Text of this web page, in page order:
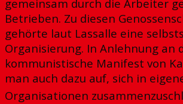
gemeinsam durch die Arbeiter
Betrieben. Zu diesen
gehörte laut Lassalle eine
Organisierung. In Anlehnung an
kommunistische Manifest von
man auch dazu auf, sich in
Organisationen